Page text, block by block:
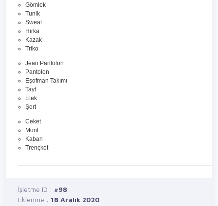
Gömlek
Tunik
Sweat
Hırka
Kazak
Triko
Jean Pantolon
Pantolon
Eşofman Takımı
Tayt
Etek
Şort
Ceket
Mont
Kaban
Trençkot
İşletme ID : #98
Eklenme : 18 Aralık 2020